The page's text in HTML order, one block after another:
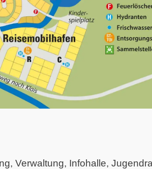
Verwaltung, Infohalle,